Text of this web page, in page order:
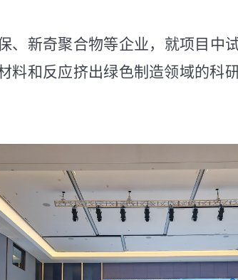
、新奇聚合物等企业，就项目中
料和反应挤出绿色制造领域的科